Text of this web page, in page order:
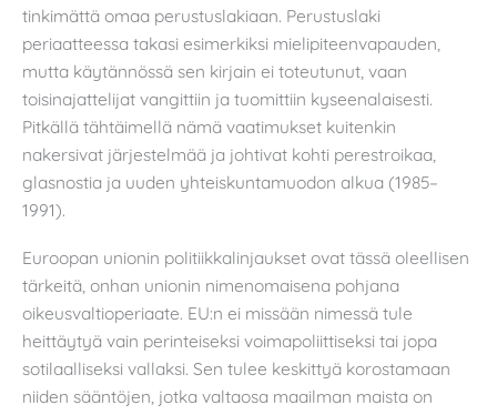
tinkimättä omaa perustuslakiaan. Perustuslaki
periaatteessa takasi esimerkiksi mielipiteenvapauden,
mutta käytännössä sen kirjain ei toteutunut, vaan
toisinajattelijat vangittiin ja tuomittiin kyseenalaisesti.
Pitkällä tähtäimellä nämä vaatimukset kuitenkin
nakersivat järjestelmää ja johtivat kohti perestroikaa,
glasnostia ja uuden yhteiskuntamuodon alkua (1985–
1991).
Euroopan unionin politiikkalinjaukset ovat tässä oleellisen
tärkeitä, onhan unionin nimenomaisena pohjana
oikeusvaltioperiaate. EU:n ei missään nimessä tule
heittäytyä vain perinteiseksi voimapoliittiseksi tai jopa
sotilaalliseksi vallaksi. Sen tulee keskittyä korostamaan
niiden sääntöjen, jotka valtaosa maailman maista on